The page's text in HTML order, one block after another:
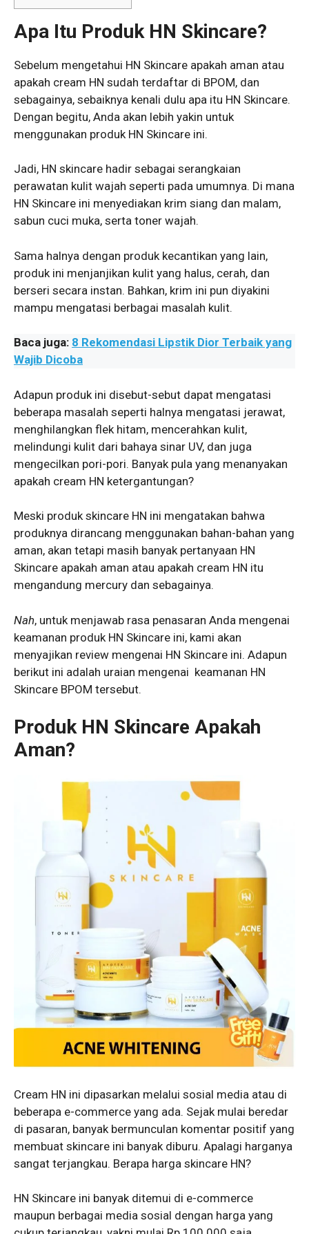
Apa Itu Produk HN Skincare?
Sebelum mengetahui HN Skincare apakah aman atau
apakah cream HN sudah terdaftar di BPOM, dan
sebagainya, sebaiknya kenali dulu apa itu HN Skincare.
Dengan begitu, Anda akan lebih yakin untuk
menggunakan produk HN Skincare ini.
Jadi, HN skincare hadir sebagai serangkaian
perawatan kulit wajah seperti pada umumnya. Di mana
HN Skincare ini menyediakan krim siang dan malam,
sabun cuci muka, serta toner wajah.
Sama halnya dengan produk kecantikan yang lain,
produk ini menjanjikan kulit yang halus, cerah, dan
berseri secara instan. Bahkan, krim ini pun diyakini
mampu mengatasi berbagai masalah kulit.
Baca juga: 8 Rekomendasi Lipstik Dior Terbaik yang
Wajib Dicoba
Adapun produk ini disebut-sebut dapat mengatasi
beberapa masalah seperti halnya mengatasi jerawat,
menghilangkan flek hitam, mencerahkan kulit,
melindungi kulit dari bahaya sinar UV, dan juga
mengecilkan pori-pori. Banyak pula yang menanyakan
apakah cream HN ketergantungan?
Meski produk skincare HN ini mengatakan bahwa
produknya dirancang menggunakan bahan-bahan yang
aman, akan tetapi masih banyak pertanyaan HN
Skincare apakah aman atau apakah cream HN itu
mengandung mercury dan sebagainya.
Nah, untuk menjawab rasa penasaran Anda mengenai
keamanan produk HN Skincare ini, kami akan
menyajikan review mengenai HN Skincare ini. Adapun
berikut ini adalah uraian mengenai keamanan HN
Skincare BPOM tersebut.
Produk HN Skincare Apakah
Aman?
Cream HN ini dipasarkan melalui sosial media atau di
beberapa e-commerce yang ada. Sejak mulai beredar
di pasaran, banyak bermunculan komentar positif yang
membuat skincare ini banyak diburu. Apalagi harganya
sangat terjangkau. Berapa harga skincare HN?
HN Skincare ini banyak ditemui di e-commerce
maupun berbagai media sosial dengan harga yang